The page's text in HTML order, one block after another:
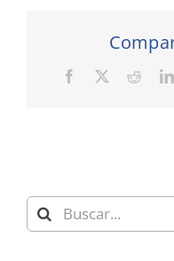
Facebook Reddit
Buscar: